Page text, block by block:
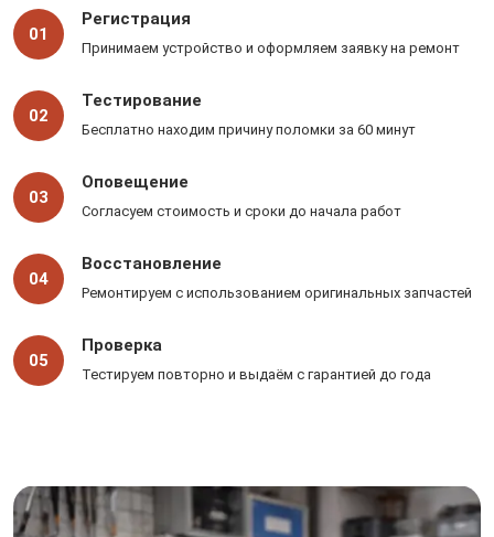
01
Регистрация
Принимаем устройство и оформляем заявку на ремонт
02
Тестирование
Бесплатно находим причину поломки за 60 минут
03
Оповещение
Согласуем стоимость и сроки до начала работ
04
Восстановление
Ремонтируем с использованием оригинальных запчастей
05
Проверка
Тестируем повторно и выдаём с гарантией до года